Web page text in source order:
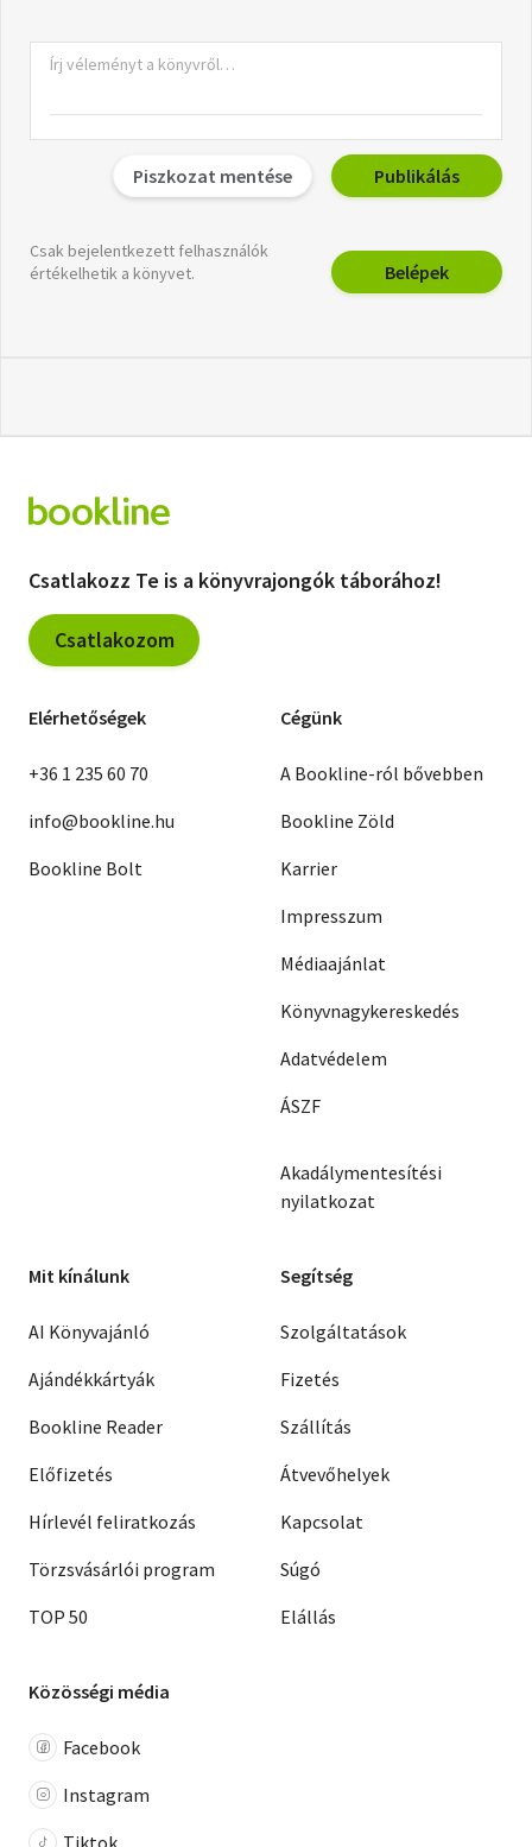
Piszkozat mentése Publikálás
Csak bejelentkezett felhasználók
értékelhetik a könyvet.
Belépek
Csatlakozz Te is a könyvrajongók táborához!
Csatlakozom
Elérhetőségek
+36 1 235 60 70
info@bookline.hu
Bookline Bolt
Cégünk
A Bookline-ról bővebben
Bookline Zöld
Karrier
Impresszum
Médiaajánlat
Könyvnagykereskedés
Adatvédelem
ÁSZF
Akadálymentesítési
nyilatkozat
Mit kínálunk
AI Könyvajánló
Ajándékkártyák
Bookline Reader
Előfizetés
Hírlevél feliratkozás
Törzsvásárlói program
TOP 50
Segítség
Szolgáltatások
Fizetés
Szállítás
Átvevőhelyek
Kapcsolat
Súgó
Elállás
Közösségi média
Facebook
Instagram
Tiktok